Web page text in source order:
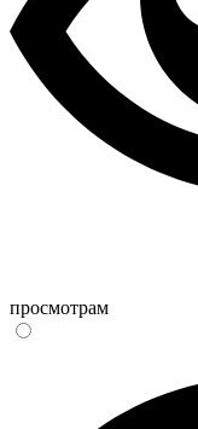
просмотрам